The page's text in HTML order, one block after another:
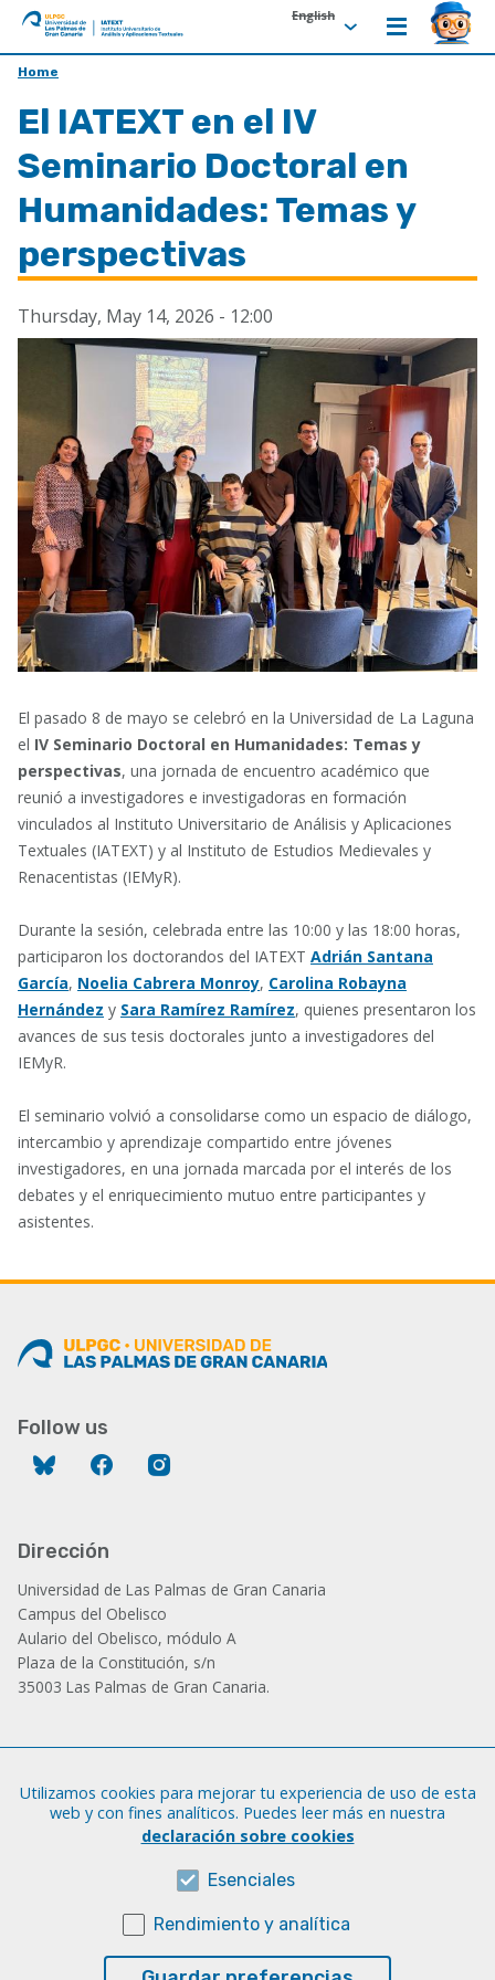
ULPGC
Ir
inicio
de
IATEXT
English
Home
El IATEXT en el IV
Seminario Doctoral en
Humanidades: Temas y
perspectivas
Thursday, May 14, 2026 - 12:00
El pasado 8 de mayo se celebró en la Universidad de La Laguna
el IV Seminario Doctoral en Humanidades: Temas y
perspectivas, una jornada de encuentro académico que
reunió a investigadores e investigadoras en formación
vinculados al Instituto Universitario de Análisis y Aplicaciones
Textuales (IATEXT) y al Instituto de Estudios Medievales y
Renacentistas (IEMyR).
Durante la sesión, celebrada entre las 10:00 y las 18:00 horas,
participaron los doctorandos del IATEXT Adrián Santana
García, Noelia Cabrera Monroy, Carolina Robayna
Hernández y Sara Ramírez Ramírez, quienes presentaron los
avances de sus tesis doctorales junto a investigadores del
IEMyR.
El seminario volvió a consolidarse como un espacio de diálogo,
intercambio y aprendizaje compartido entre jóvenes
investigadores, en una jornada marcada por el interés de los
debates y el enriquecimiento mutuo entre participantes y
asistentes.
Follow us
Bluesky Facebook
Dirección
Universidad de Las Palmas de Gran Canaria
Campus del Obelisco
Aulario del Obelisco, módulo A
Plaza de la Constitución, s/n
35003 Las Palmas de Gran Canaria.
Tfno.: +34 928 452 771 / 452 787
Fax: +34 928 451 701
Sobre esta web
Utilizamos cookies para mejorar tu experiencia de uso de esta
web y con fines analíticos. Puedes leer más en nuestra
declaración sobre cookies
Esenciales
Rendimiento y analítica